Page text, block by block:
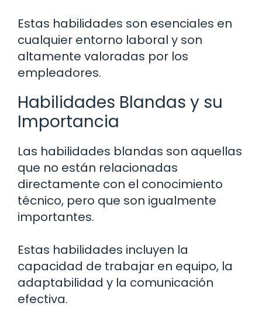
Estas habilidades son esenciales en
cualquier entorno laboral y son
altamente valoradas por los
empleadores.
Habilidades Blandas y su
Importancia
Las habilidades blandas son aquellas
que no están relacionadas
directamente con el conocimiento
técnico, pero que son igualmente
importantes.
Estas habilidades incluyen la
capacidad de trabajar en equipo, la
adaptabilidad y la comunicación
efectiva.